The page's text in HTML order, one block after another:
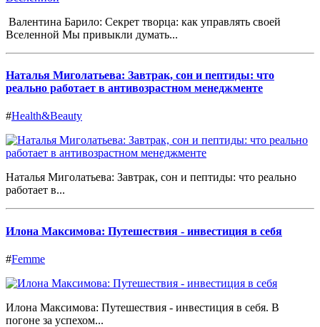
Валентина Барило: Секрет творца: как управлять своей
Вселенной Мы привыкли думать...
Наталья Миголатьева: Завтрак, сон и пептиды: что
реально работает в антивозрастном менеджменте
#Health&Beauty
Наталья Миголатьева: Завтрак, сон и пептиды: что реально
работает в...
Илона Максимова: Путешествия - инвестиция в себя
#Femme
Илона Максимова: Путешествия - инвестиция в себя. В
погоне за успехом...